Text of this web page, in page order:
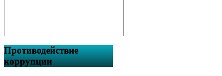
Противодействие
коррупции